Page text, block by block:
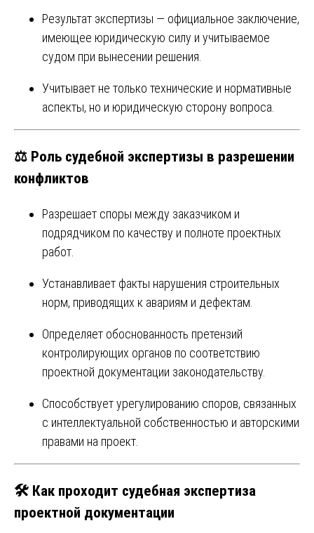
Результат экспертизы — официальное заключение,
имеющее юридическую силу и учитываемое
судом при вынесении решения.
Учитывает не только технические и нормативные
аспекты, но и юридическую сторону вопроса.
⚖️ Роль судебной экспертизы в разрешении
конфликтов
Разрешает споры между заказчиком и
подрядчиком по качеству и полноте проектных
работ.
Устанавливает факты нарушения строительных
норм, приводящих к авариям и дефектам.
Определяет обоснованность претензий
контролирующих органов по соответствию
проектной документации законодательству.
Способствует урегулированию споров, связанных
с интеллектуальной собственностью и авторскими
правами на проект.
🛠️ Как проходит судебная экспертиза
проектной документации